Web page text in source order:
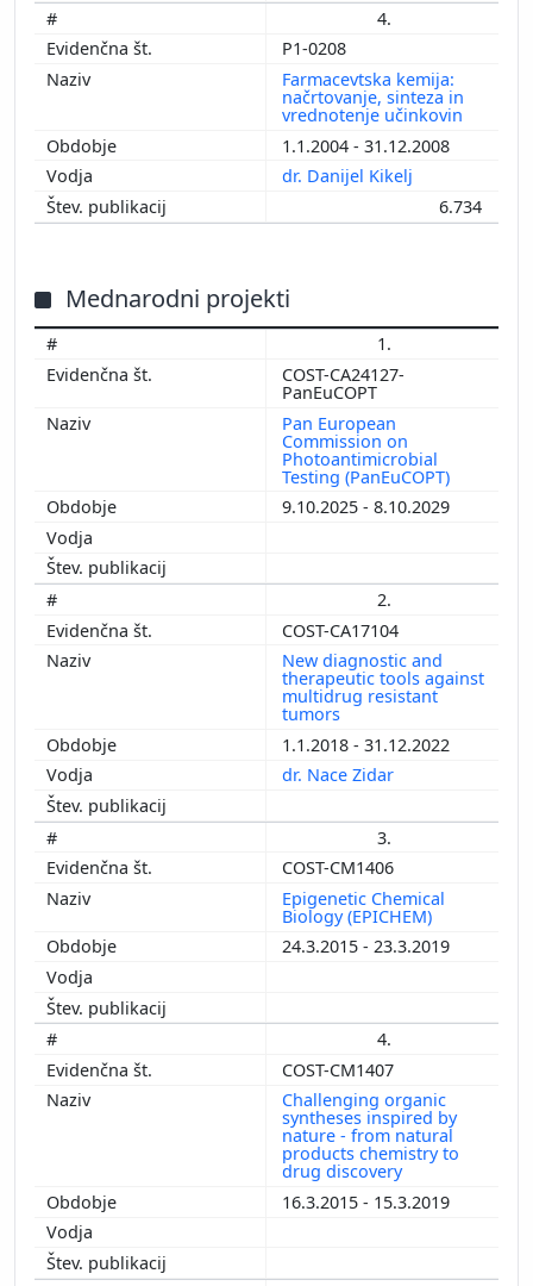
4.
P1-0208
Farmacevtska kemija:
načrtovanje, sinteza in
vrednotenje učinkovin
1.1.2004 - 31.12.2008
dr. Danijel Kikelj
6.734
Mednarodni projekti
1.
COST-CA24127-
PanEuCOPT
Pan European
Commission on
Photoantimicrobial
Testing (PanEuCOPT)
9.10.2025 - 8.10.2029
2.
COST-CA17104
New diagnostic and
therapeutic tools against
multidrug resistant
tumors
1.1.2018 - 31.12.2022
dr. Nace Zidar
3.
COST-CM1406
Epigenetic Chemical
Biology (EPICHEM)
24.3.2015 - 23.3.2019
4.
COST-CM1407
Challenging organic
syntheses inspired by
nature - from natural
products chemistry to
drug discovery
16.3.2015 - 15.3.2019